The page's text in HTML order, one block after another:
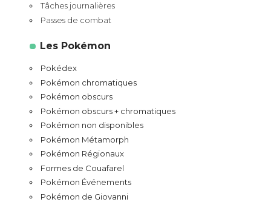
Tâches journalières
Passes de combat
Les Pokémon
Pokédex
Pokémon chromatiques
Pokémon obscurs
Pokémon obscurs + chromatiques
Pokémon non disponibles
Pokémon Métamorph
Pokémon Régionaux
Formes de Couafarel
Pokémon Événements
Pokémon de Giovanni